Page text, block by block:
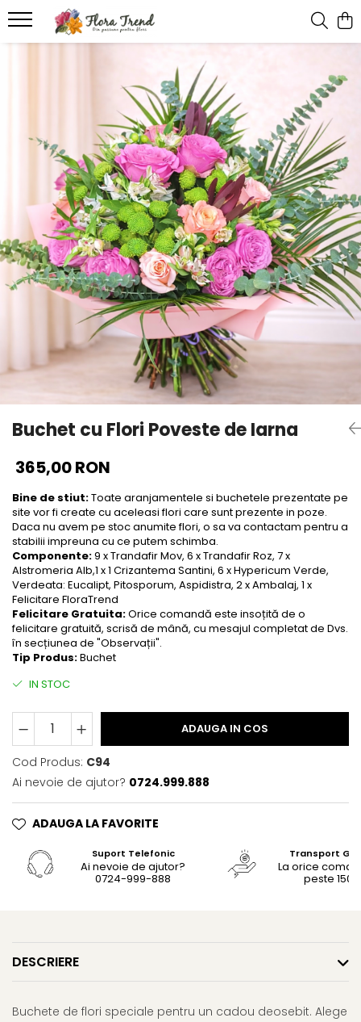
Buchet cu Flori Poveste de Iarna
365,00 RON
Bine de stiut:Toate aranjamentele si buchetele prezentate pe
site vor fi create cu aceleasi flori care sunt prezente in poze.
Daca nu avem pe stoc anumite flori, o sa va contactam pentru a
stabilii impreuna cu ce putem schimba.
Componente:9 x Trandafir Mov, 6 x Trandafir Roz, 7 x
Alstromeria Alb,1 x 1 Crizantema Santini, 6 x Hypericum Verde,
Verdeata: Eucalipt, Pitosporum, Aspidistra, 2 x Ambalaj, 1 x
Felicitare FloraTrend
Felicitare Gratuita:Orice comandă este insoțită de o
felicitare gratuită, scrisă de mână, cu mesajul completat de Dvs.
în secțiunea de "Observații".
Tip Produs:Buchet
IN STOC
ADAUGA IN COS
Cod Produs: C94
Ai nevoie de ajutor? 0724.999.888
ADAUGA LA FAVORITE
Suport Telefonic
Ai nevoie de ajutor?
0724-999-888
Transport
La orice
peste
DESCRIERE
Buchete de flori speciale pentru un cadou deosebit. Alege